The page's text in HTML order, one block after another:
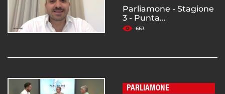
Parliamone - Stagione
3 - Punta...
663
PARLIAMONE